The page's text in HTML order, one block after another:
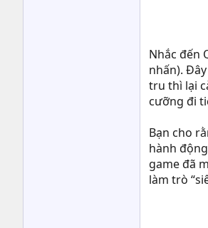
Nhắc đến
nhấn).
tru thì lại
cưỡng đi
Bạn cho
hành
game đã
làm trò